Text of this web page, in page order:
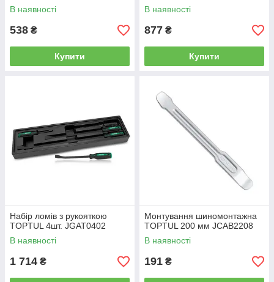
В наявності
538 ₴
Купити
В наявності
877 ₴
Купити
Набір ломів з рукояткою
TOPTUL 4шт. JGAT0402
В наявності
1 714 ₴
Монтування шиномонтажна
TOPTUL 200 мм JCAB2208
В наявності
191 ₴